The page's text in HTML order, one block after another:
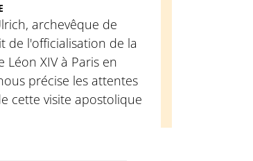
archevêque de
de l'officialisation de la
Léon XIV à Paris en
précise les attentes
cette visite apostolique